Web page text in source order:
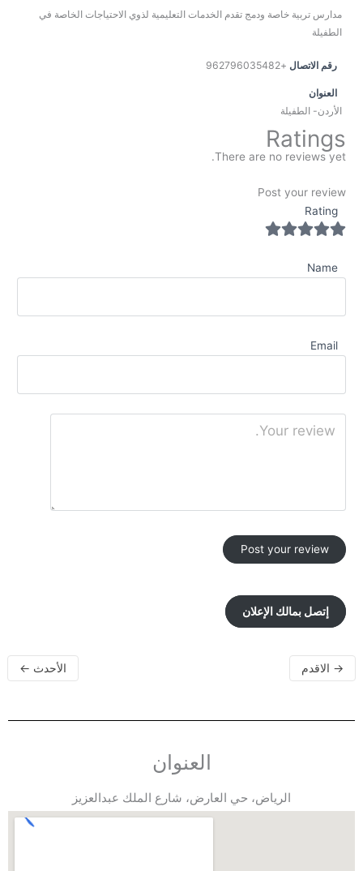
مدارس تربية خاصة ودمج تقدم الخدمات التعليمية لذوي الاحتياجات الخاصة في
الطفيلة
رقم الاتصال +962796035482
العنوان
الأردن- الطفيلة
Ratings
There are no reviews yet.
Post your review
Rating
Name
Email
إتصل بمالك الإعلان
→ الاقدم الأحدث ←
العنوان
الرياض، حي العارض، شارع الملك عبدالعزيز